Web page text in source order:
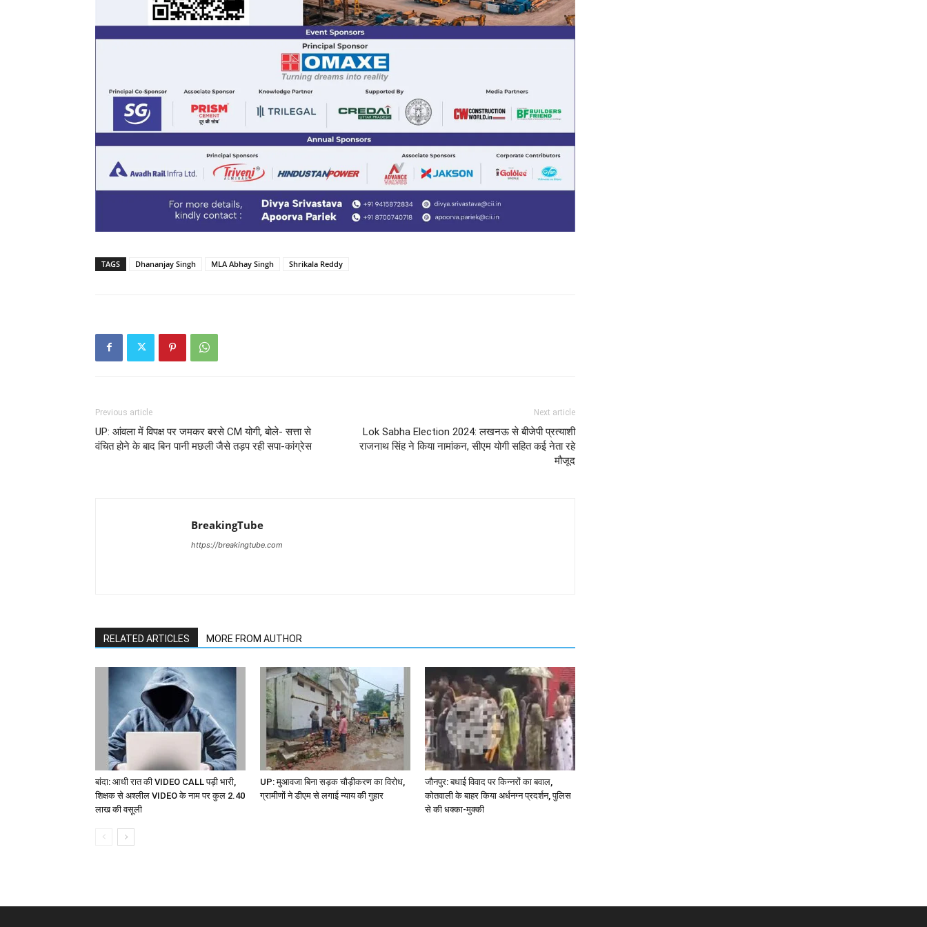
TAGS Dhananjay Singh MLA Abhay Singh Shrikala Reddy
Previous article
UP: आंवला में विपक्ष पर जमकर बरसे CM योगी, बोले- सत्ता से
वंचित होने के बाद बिन पानी मछली जैसे तड़प रही सपा-कांग्रेस
Next article
Lok Sabha Election 2024: लखनऊ से बीजेपी प्रत्याशी
राजनाथ सिंह ने किया नामांकन, सीएम योगी सहित कई नेता रहे
मौजूद
BreakingTube
https://breakingtube.com
RELATED ARTICLES MORE FROM AUTHOR
बांदा: आधी रात की VIDEO CALL पड़ी भारी,
शिक्षक से अश्लील VIDEO के नाम पर कुल 2.40
लाख की वसूली
UP: मुआवजा बिना सड़क चौड़ीकरण का विरोध,
ग्रामीणों ने डीएम से लगाई न्याय की गुहार
जौनपुर: बधाई विवाद पर किन्नरों का बवाल,
कोतवाली के बाहर किया अर्धनग्न प्रदर्शन, पुलिस
से की धक्का-मुक्की